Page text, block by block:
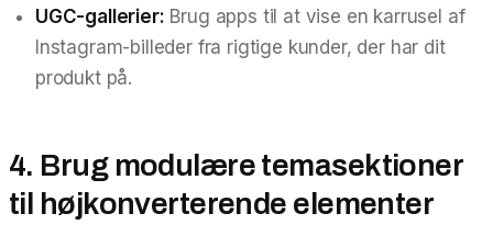
UGC-gallerier: Brug apps til at vise en karrusel af
Instagram-billeder fra rigtige kunder, der har dit
produkt på.
4. Brug modulære temasektioner
til højkonverterende elementer